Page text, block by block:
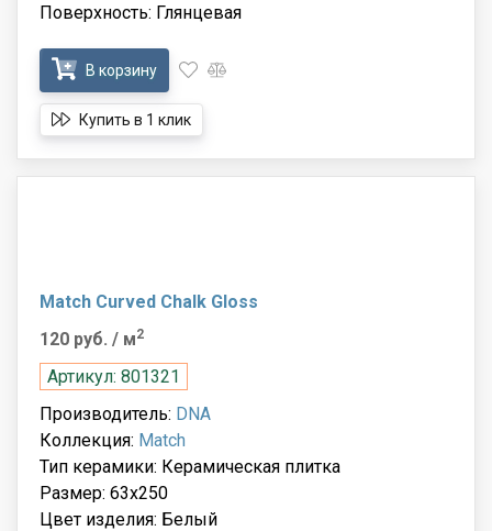
Поверхность: Глянцевая
В корзину
Купить в 1 клик
Match Curved Chalk Gloss
120 руб. / м2
Артикул: 801321
Производитель: DNA
Коллекция: Match
Тип керамики: Керамическая плитка
Размер: 63x250
Цвет изделия: Белый